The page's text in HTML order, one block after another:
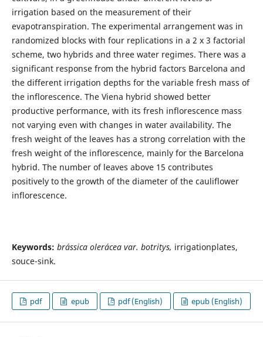
irrigation based on the measurement of their
evapotranspiration. The experimental arrangement was in
randomized blocks with four replications in a 2 x 3 factorial
scheme, two hybrids and three water regimes. There was a
significant response from the hybrid factors Barcelona and
the different irrigation depths for the variable fresh mass of
the inflorescence. The Viena hybrid showed better
productive performance, with its fresh inflorescence mass
not varying even with changes in water availability. The
fresh weight of the leaves has a strong correlation with the
fresh weight of the inflorescence, mainly for the Barcelona
hybrid. The number of leaves above 15 contributes
positively to the growth of the diameter of the cauliflower
inflorescence.
Keywords: brássica olerácea var. botritys, irrigationplates,
souce-sink.
pdf epub pdf (English) epub (English)